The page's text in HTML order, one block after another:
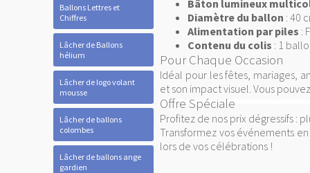
Ballons Lettres et
Chiffres
Lâcher de Ballons
hélium
Lâcher de logo volant
mousse
Lâcher de ballons
colombes
Lâcher de ballons ange
gardien
Bâton lumineux
Diamètre du ballon : 40
Alimentation par piles :
Contenu du colis : 1
Pour Chaque Occasion
Idéal pour les fêtes, mariages,
et son impact visuel. Vous
Offre Spéciale
Profitez de nos prix dégressifs :
Transformez vos événements
lors de vos célébrations !